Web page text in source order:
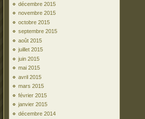
décembre 2015
novembre 2015
octobre 2015
septembre 2015
août 2015
juillet 2015
juin 2015
mai 2015
avril 2015
mars 2015
février 2015
janvier 2015
décembre 2014